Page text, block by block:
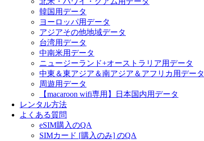
韓国用データ
ヨーロッパ用データ
アジアその他地域データ
台湾用データ
中南米用データ
ニュージーランド+オーストラリア用データ
中東＆東アジア＆南アジア＆アフリカ用データ
周遊用データ
【macaroon wifi専用】日本国内用データ
レンタル方法
よくある質問
eSIM購入のQA
SIMカード [購入のみ] のQA